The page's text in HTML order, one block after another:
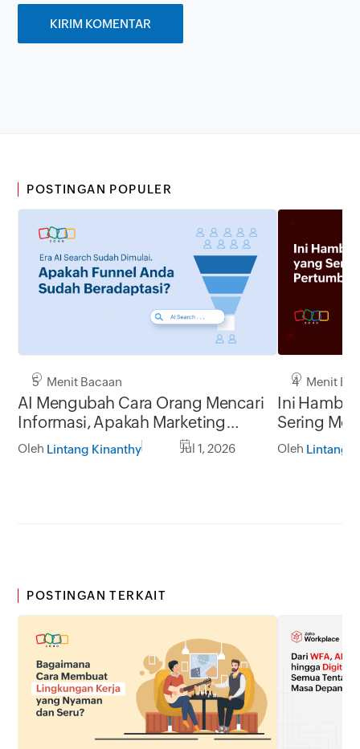
POSTINGAN POPULER
5 Menit Bacaan
AI Mengubah Cara Orang Mencari
Informasi, Apakah Marketing
Funnel Anda Masih Relevan?
Oleh Lintang Kinanthy Jul 1, 2026
4 Menit
Ini
Sering
Oleh Lintang
POSTINGAN TERKAIT